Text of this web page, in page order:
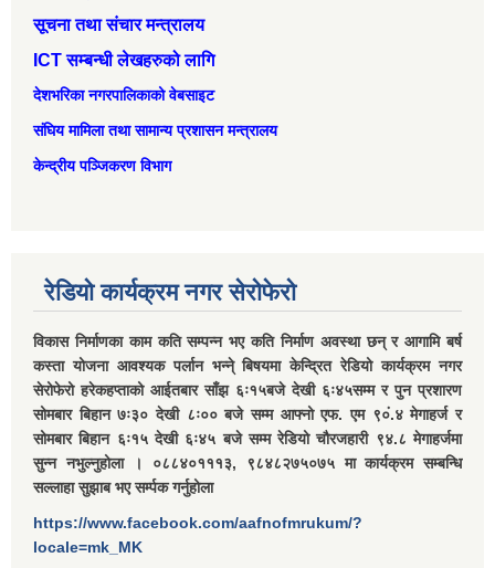
सूचना तथा संचार मन्त्रालय
ICT सम्बन्धी लेखहरुको लागि
देशभरिका नगरपालिकाको वेबसाइट
संघिय मामिला तथा सामान्‍य प्रशासन मन्त्रालय
केन्द्रीय पञ्जिकरण विभाग
रेडियो कार्यक्रम नगर सेरोफेरो
विकास निर्माणका काम कति सम्पन्न भए कति निर्माण अवस्था छन् र आगामि बर्ष
कस्ता योजना आवश्यक पर्लान भन्ने् बिषयमा केन्द्रित रेडियो कार्यक्रम नगर
सेरोफेरो हरेकहप्ताको आईतबार साँझ ६ः१५बजे देखी ६ः४५सम्म र पुन प्रशारण
सोमबार बिहान ७ः३० देखी ८ः०० बजे सम्म आफ्नो एफ. एम ९०ं.४ मेगाहर्ज र
सोमबार बिहान ६ः१५ देखी ६ः४५ बजे सम्म रेडियो चौरजहारी ९४.८ मेगाहर्जमा
सुन्न नभुल्नुहोला । ०८८४०१११३, ९८४८२७५०७५ मा कार्यक्रम सम्बन्धि
सल्लाहा सुझाब भए सर्म्पक गर्नुहोला
https://www.facebook.com/aafnofmrukum/?
locale=mk_MK